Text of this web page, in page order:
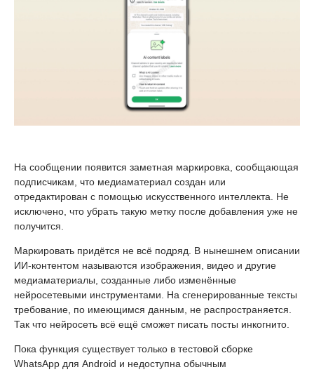
На сообщении появится заметная маркировка, сообщающая
подписчикам, что медиаматериал создан или
отредактирован с помощью искусственного интеллекта. Не
исключено, что убрать такую метку после добавления уже не
получится.
Маркировать придётся не всё подряд. В нынешнем описании
ИИ-контентом называются изображения, видео и другие
медиаматериалы, созданные либо изменённые
нейросетевыми инструментами. На сгенерированные тексты
требование, по имеющимся данным, не распространяется.
Так что нейросеть всё ещё сможет писать посты инкогнито.
Пока функция существует только в тестовой сборке
WhatsApp для Android и недоступна обычным